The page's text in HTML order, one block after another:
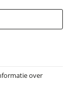
op
over